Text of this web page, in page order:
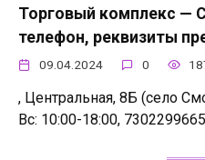
Торговый комплекс —
телефон, реквизиты
09.04.2024 0
, Центральная, 8Б (село
Вс: 10:00-18:00,